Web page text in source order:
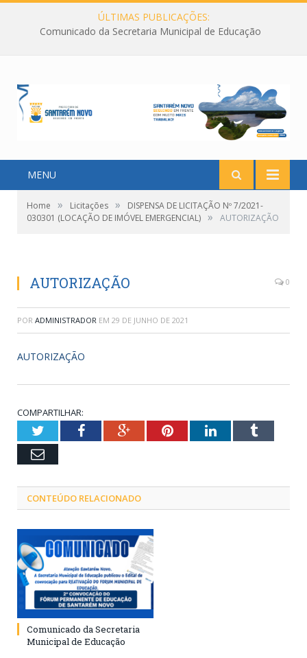
ÚLTIMAS PUBLICAÇÕES:
Comunicado da Secretaria Municipal de Educação
MENU
Home » Licitações »
DISPENSA DE LICITAÇÃO Nº 7/2021-
030301 (LOCAÇÃO DE IMÓVEL EMERGENCIAL) » AUTORIZAÇÃO
AUTORIZAÇÃO 0
POR ADMINISTRADOR EM 29 DE JUNHO DE 2021
AUTORIZAÇÃO
COMPARTILHAR:
TwitterFacebookGoogle+PinterestLinkedInTumblr
Email
CONTEÚDO RELACIONADO
Comunicado da Secretaria
Municipal de Educação